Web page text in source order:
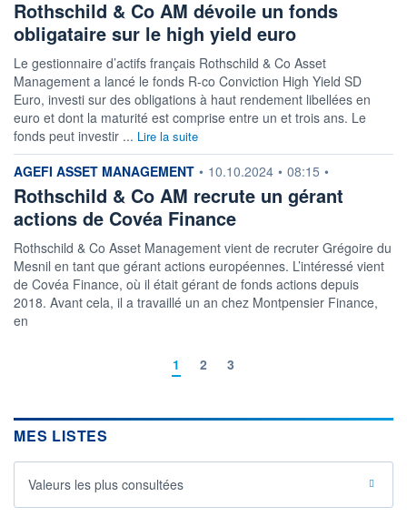
Rothschild & Co AM dévoile un fonds
obligataire sur le high yield euro
Le gestionnaire d’actifs français Rothschild & Co Asset
Management a lancé le fonds R-co Conviction High Yield SD
Euro, investi sur des obligations à haut rendement libellées en
euro et dont la maturité est comprise entre un et trois ans. Le
fonds peut investir ... Lire la suite
information fournie par
AGEFI ASSET MANAGEMENT • 10.10.2024 • 08:15 •
Rothschild & Co AM recrute un gérant
actions de Covéa Finance
Rothschild & Co Asset Management vient de recruter Grégoire du
Mesnil en tant que gérant actions européennes. L’intéressé vient
de Covéa Finance, où il était gérant de fonds actions depuis
2018. Avant cela, il a travaillé un an chez Montpensier Finance,
en
1 2 3
MES LISTES
Valeurs les plus consultées